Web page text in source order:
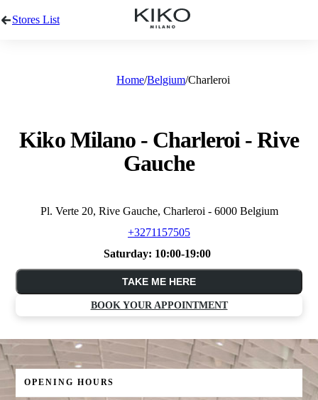
Stores List
Home Belgium Charleroi
Kiko Milano - Charleroi - Rive
Gauche
Pl. Verte 20, Rive Gauche, Charleroi - 6000 Belgium
+3271157505
Saturday: 10:00-19:00
TAKE ME HERE
BOOK YOUR APPOINTMENT
OPENING HOURS